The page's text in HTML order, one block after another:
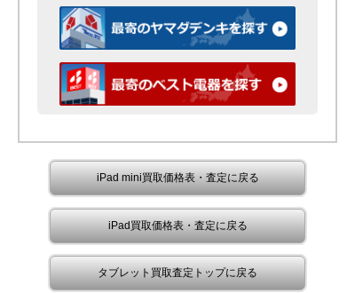
iPad mini買取価格表・査定に戻る
iPad買取価格表・査定に戻る
タブレット買取査定トップに戻る